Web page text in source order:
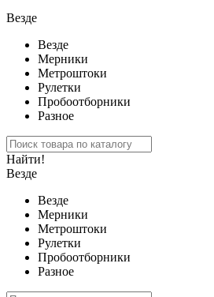
Везде
Везде
Мерники
Метроштоки
Рулетки
Пробоотборники
Разное
Найти!
Везде
Везде
Мерники
Метроштоки
Рулетки
Пробоотборники
Разное